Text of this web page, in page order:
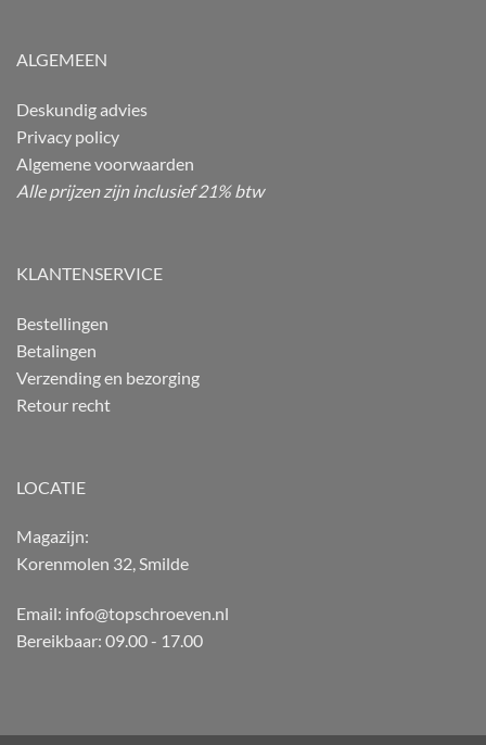
ALGEMEEN
Deskundig advies
Privacy policy
Algemene voorwaarden
Alle prijzen zijn inclusief 21% btw
KLANTENSERVICE
Bestellingen
Betalingen
Verzending en bezorging
Retour recht
LOCATIE
Magazijn:
Korenmolen 32, Smilde
Email: info@topschroeven.nl
Bereikbaar: 09.00 - 17.00